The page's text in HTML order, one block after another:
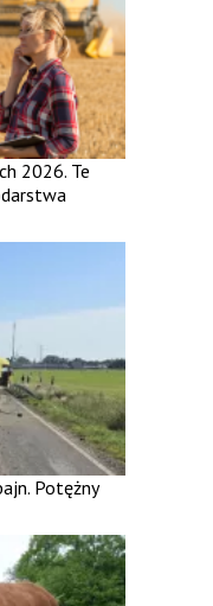
2026. Te
Potężny